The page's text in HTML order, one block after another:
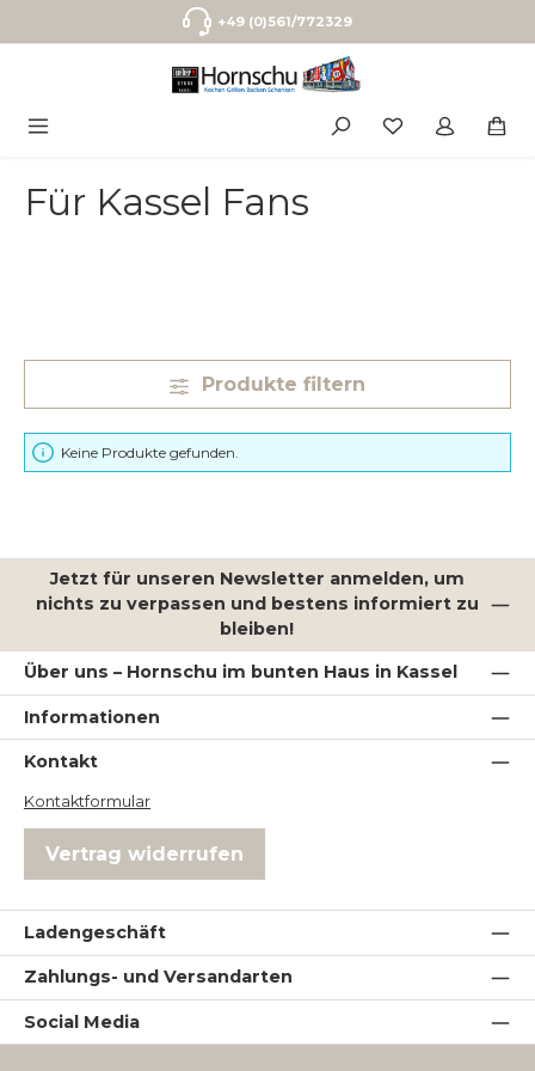
Zum Hauptinhalt springen+49 (0)561/772329
Für Kassel Fans
Produkte filtern
Keine Produkte gefunden.
Jetzt für unseren Newsletter anmelden, um
nichts zu verpassen und bestens informiert zu
bleiben!
Über uns – Hornschu im bunten Haus in Kassel
Informationen
Kontakt
Kontaktformular
Vertrag widerrufen
Ladengeschäft
Zahlungs- und Versandarten
Social Media